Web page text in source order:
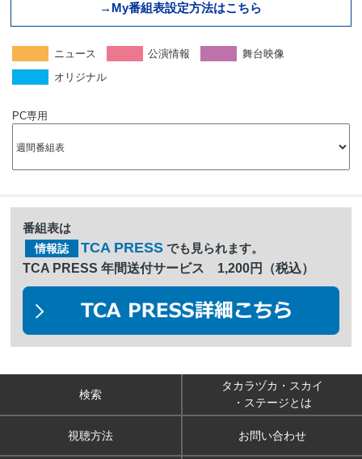
→My番組表設定方法はこちら
ニュース 公演情報
舞台映像
オリジナル
PC専用
番組表は
情報誌 TCA PRESS でも見られます。
TCA PRESS 年間送付サービス 1,200円（税込）
検索
タカラヅカ・スカイ
・ステージとは
視聴方法 お問い合わせ